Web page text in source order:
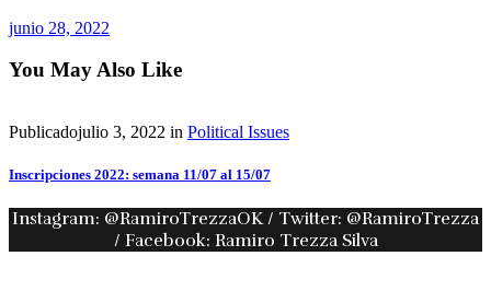
junio 28, 2022
You May Also Like
Publicadojulio 3, 2022 in Political Issues
Inscripciones 2022: semana 11/07 al 15/07
Instagram: @RamiroTrezzaOK / Twitter: @RamiroTrezza
/ Facebook: Ramiro Trezza Silva